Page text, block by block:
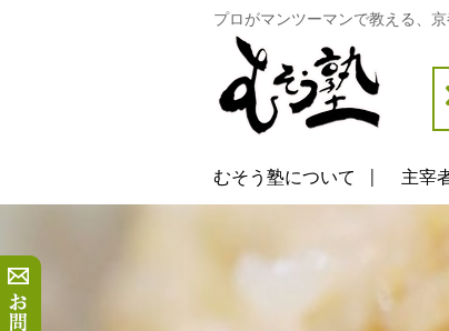
プロがマンツーマンで教える、
むそう塾について 主宰